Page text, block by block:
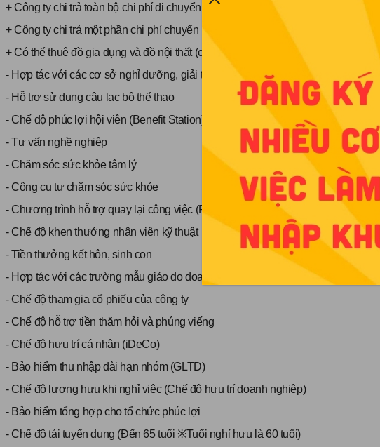
+ Công ty chi trả toàn bộ chi phí di chuyển khi chuyển đến công tác
+ Công ty chi trả một phần chi phí chuyển nhà
+ Có thể thuê đồ gia dụng và đồ nội thất (có tính phí) ※Theo quy định của công ty
- Hợp tác với các cơ sở nghỉ dưỡng, giải trí và phục hồi sức khỏe
- Hỗ trợ sử dụng câu lạc bộ thể thao
- Chế độ phúc lợi hội viên (Benefit Station)
- Tư vấn nghề nghiệp
- Chăm sóc sức khỏe tâm lý
- Công cụ tự chăm sóc sức khỏe
- Chương trình hỗ trợ quay lại công việc (Rework) trực tuyến
- Chế độ khen thưởng nhân viên kỹ thuật
- Tiền thưởng kết hôn, sinh con
- Hợp tác với các trường mẫu giáo do doanh nghiệp tài trợ
- Chế độ tham gia cổ phiếu của công ty
- Chế độ hỗ trợ tiền thăm hỏi và phúng viếng
- Chế độ hưu trí cá nhân (iDeCo)
- Bảo hiểm thu nhập dài hạn nhóm (GLTD)
- Chế độ lương hưu khi nghỉ việc (Chế độ hưu trí doanh nghiệp)
- Bảo hiểm tổng hợp cho tổ chức phúc lợi
- Chế độ tái tuyển dụng (Đến 65 tuổi ※Tuổi nghỉ hưu là 60 tuổi)